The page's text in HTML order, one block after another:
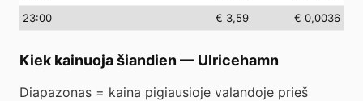
23:00 € 3,59 € 0,0036
Kiek kainuoja šiandien — Ulricehamn
Diapazonas = kaina pigiausioje valandoje prieš